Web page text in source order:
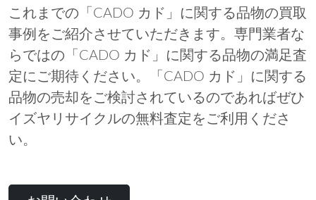
これまでの「CADO カド」に関する品物の買取
事例をご紹介させていただきます。専門業者な
らではの「CADO カド」に関する品物の満足査
定にご期待ください。「CADO カド」に関する
品物の売却をご検討されているのであればぜひ
イズヤリサイクルの無料査定をご利用くださ
い。